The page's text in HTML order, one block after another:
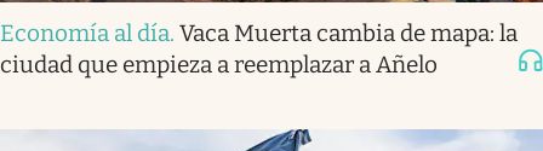
Economía al día. Vaca Muerta cambia de mapa: la
ciudad que empieza a reemplazar a Añelo